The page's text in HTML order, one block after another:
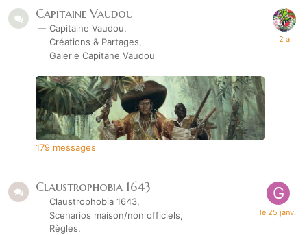
Capitaine Vaudou
Capitaine Vaudou
Créations & Partages
Galerie Capitane Vaudou
179 messages
Claustrophobia 1643
Claustrophobia 1643
Scenarios maison/non officiels
Règles